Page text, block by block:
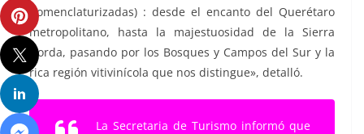
nomenclaturizadas) : desde el encanto del Querétaro
metropolitano, hasta la majestuosidad de la Sierra
Gorda, pasando por los Bosques y Campos del Sur y la
rica región vitivinícola que nos distingue», detalló.
La Secretaria de Turismo informó que